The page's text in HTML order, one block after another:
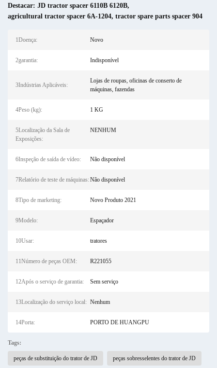
Destacar: JD tractor spacer 6110B 6120B,
agricultural tractor spacer 6A-1204, tractor spare parts spacer 904
1Doença: Novo
2garantia: Indisponível
3Indústrias Aplicáveis:
Lojas de roupas, oficinas de conserto de
máquinas, fazendas
4Peso (kg): 1 KG
5Localização da Sala de
Exposições:
NENHUM
6Inspeção de saída de vídeo: Não disponível
7Relatório de teste de máquinas:Não disponível
8Tipo de marketing: Novo Produto 2021
9Modelo: Espaçador
10Usar: tratores
11Número de peças OEM: R221055
12Após o serviço de garantia: Sem serviço
13Localização do serviço local: Nenhum
14Porta: PORTO DE HUANGPU
Tags:
peças de substituição do trator de JD peças sobresselentes do trator de JD